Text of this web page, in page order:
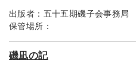
出版者： 五十五期磯子会事務局
保管場所：
磯凪の記